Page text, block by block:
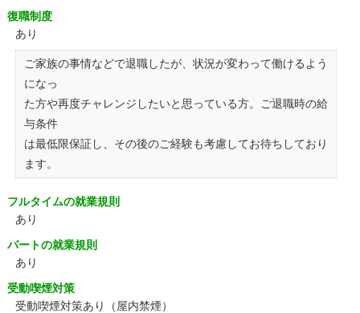
復職制度
あり
ご家族の事情などで退職したが、状況が変わって働けるよう
になっ
た方や再度チャレンジしたいと思っている方。ご退職時の給
与条件
は最低限保証し、その後のご経験も考慮してお待ちしており
ます。
フルタイムの就業規則
あり
パートの就業規則
あり
受動喫煙対策
受動喫煙対策あり（屋内禁煙）